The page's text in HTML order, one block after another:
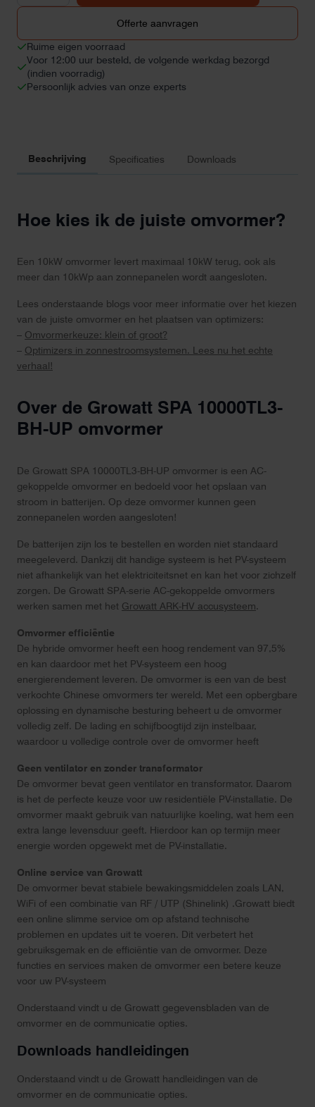
10000TL3-
omvormer
aantal
Offerte aanvragen
Ruime eigen voorraad
Voor 12:00 uur besteld, de volgende werkdag bezorgd
(indien voorradig)
Persoonlijk advies van onze experts
Beschrijving Specificaties Downloads
Hoe kies ik de juiste omvormer?
Een 10kW omvormer levert maximaal 10kW terug, ook als
meer dan 10kWp aan zonnepanelen wordt aangesloten.
Lees onderstaande blogs voor meer informatie over het kiezen
van de juiste omvormer en het plaatsen van optimizers:
– Omvormerkeuze: klein of groot?
– Optimizers in zonnestroomsystemen. Lees nu het echte
verhaal!
Over de Growatt SPA 10000TL3-
BH-UP omvormer
De Growatt SPA 10000TL3-BH-UP omvormer is een AC-
gekoppelde omvormer en bedoeld voor het opslaan van
stroom in batterijen. Op deze omvormer kunnen geen
zonnepanelen worden aangesloten!
De batterijen zijn los te bestellen en worden niet standaard
meegeleverd. Dankzij dit handige systeem is het PV-systeem
niet afhankelijk van het elektriciteitsnet en kan het voor zichzelf
zorgen. De Growatt SPA-serie AC-gekoppelde omvormers
werken samen met het Growatt ARK-HV accusysteem.
Omvormer efficiëntie
De hybride omvormer heeft een hoog rendement van 97,5%
en kan daardoor met het PV-systeem een hoog
energierendement leveren. De omvormer is een van de best
verkochte Chinese omvormers ter wereld. Met een opbergbare
oplossing en dynamische besturing beheert u de omvormer
volledig zelf. De lading en schijfboogtijd zijn instelbaar,
waardoor u volledige controle over de omvormer heeft
Geen ventilator en zonder transformator
De omvormer bevat geen ventilator en transformator. Daarom
is het de perfecte keuze voor uw residentiële PV-installatie. De
omvormer maakt gebruik van natuurlijke koeling, wat hem een
extra lange levensduur geeft. Hierdoor kan op termijn meer
energie worden opgewekt met de PV-installatie.
Online service van Growatt
De omvormer bevat stabiele bewakingsmiddelen zoals LAN,
WiFi of een combinatie van RF / UTP (Shinelink) .Growatt biedt
een online slimme service om op afstand technische
problemen en updates uit te voeren. Dit verbetert het
gebruiksgemak en de efficiëntie van de omvormer. Deze
functies en services maken de omvormer een betere keuze
voor uw PV-systeem
Onderstaand vindt u de Growatt gegevensbladen van de
omvormer en de communicatie opties.
Downloads handleidingen
Onderstaand vindt u de Growatt handleidingen van de
omvormer en de communicatie opties.